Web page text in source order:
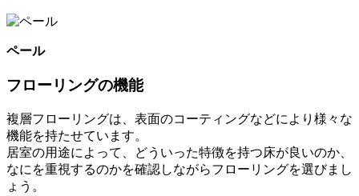
ペール
フローリングの機能
複層フローリングは、表面のコーティングなどにより様々な
機能を持たせています。
居室の用途によって、どういった特徴を持つ床が良いのか、
なにを重視するのかを確認しながらフローリングを選びまし
ょう。